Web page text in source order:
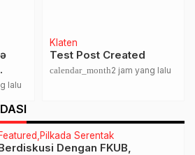
lalu
Klaten
Test Post Created
calendar_month2 jam yang lalu
Featured Pilkada Serentak
Dengan FKUB,